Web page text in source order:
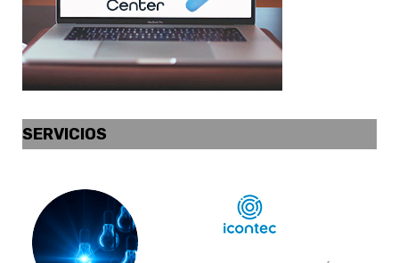
SERVICIOS